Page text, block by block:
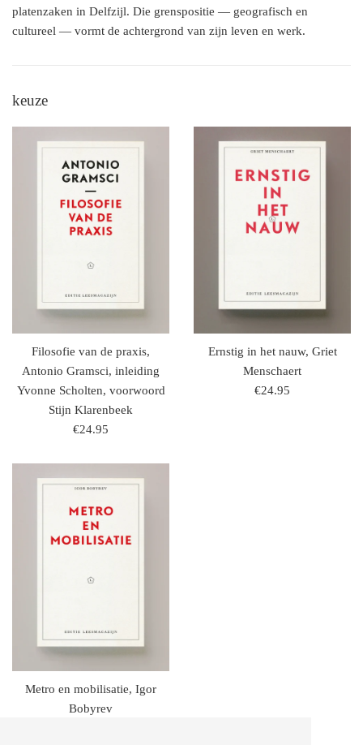
platenzaken in Delfzijl. Die grenspositie — geografisch en
cultureel — vormt de achtergrond van zijn leven en werk.
keuze
Filosofie van de praxis,
Antonio Gramsci, inleiding
Yvonne Scholten, voorwoord
Stijn Klarenbeek
regulaire
€24.95
Ernstig in het nauw, Griet
Menschaert
regulaire
€24.95
Metro en mobilisatie, Igor
Bobyrev